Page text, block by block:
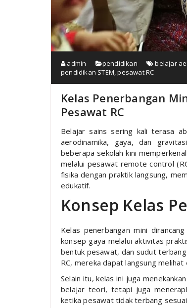
admin pendidikan belajar
pendidikan STEM,pesawat RC
Kelas Penerbangan
Pesawat RC
Belajar sains sering kali terasa
aerodinamika, gaya, dan
beberapa sekolah kini
melalui pesawat remote control
fisika dengan praktik langsung,
edukatif.
Konsep Kelas
Kelas penerbangan mini
konsep gaya melalui aktivitas
bentuk pesawat, dan sudut
RC, mereka dapat langsung
Selain itu, kelas ini juga
belajar teori, tetapi juga
ketika pesawat tidak terbang